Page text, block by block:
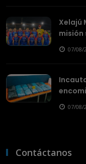
Xelajú
misión
07/08/
07/08/
Contáctanos